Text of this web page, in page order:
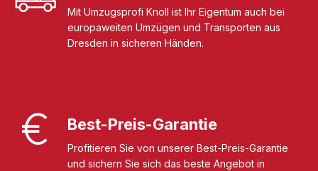
Mit Umzugsprofi Knoll ist Ihr Eigentum auch bei
europaweiten Umzügen und Transporten aus
Dresden in sicheren Händen.
Best-Preis-Garantie
Profitieren Sie von unserer Best-Preis-Garantie
und sichern Sie sich das beste Angebot in